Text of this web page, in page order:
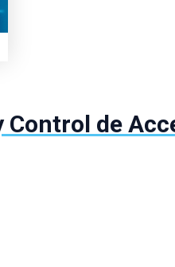
Control de